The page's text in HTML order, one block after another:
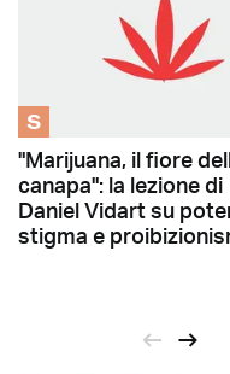
S
"Marijuana, il fiore
canapa": la lezione di
Daniel Vidart su
stigma e